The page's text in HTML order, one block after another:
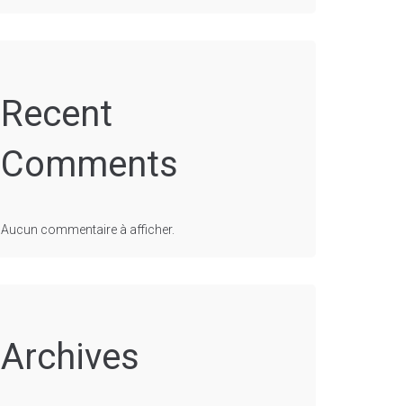
Recent
Comments
Aucun commentaire à afficher.
Archives